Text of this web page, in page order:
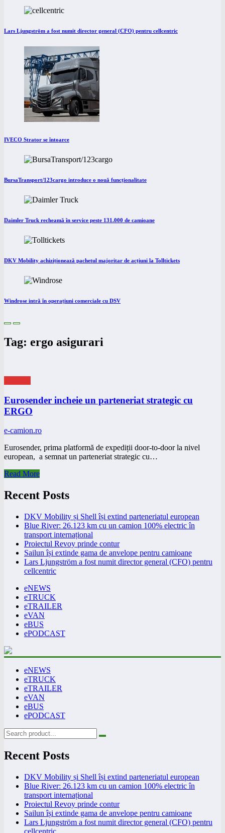
Lars Ljungström a fost numit director general (CFO) pentru cellcentric
IVECO Strator se întoarce
BursaTransport/123cargo introduce o nouă funcționalitate
Daimler Truck recheamă în service peste 131.000 de camioane
DKV Mobility achiziționează pachetul majoritar de acțiuni la Tolltickets
Windrose intră în operațiuni comerciale cu DSV
Tag: ergo asigurari
Eurosender incheie un parteneriat strategic cu
ERGO
e-camion.ro
Eurosender, prima platformă de expediții door-to-door la nivel
european, a semnat un parteneriat strategic cu…
Read More
Recent Posts
DKV Mobility și Shell își extind parteneriatul european
Blue River: 26.123 km cu un camion 100% electric în
transport internațional
Proiectul Revoy prinde contur
Sailun își extinde gama de anvelope pentru camioane
Lars Ljungström a fost numit director general (CFO) pentru
cellcentric
eNEWS
eTRUCK
eTRAILER
eVAN
eBUS
ePODCAST
eNEWS
eTRUCK
eTRAILER
eVAN
eBUS
ePODCAST
Recent Posts
DKV Mobility și Shell își extind parteneriatul european
Blue River: 26.123 km cu un camion 100% electric în
transport internațional
Proiectul Revoy prinde contur
Sailun își extinde gama de anvelope pentru camioane
Lars Ljungström a fost numit director general (CFO) pentru
cellcentric